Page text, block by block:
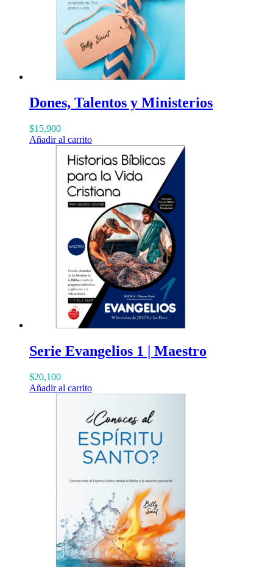
Dones, Talentos y Ministerios
$15,900
Añadir al carrito
Serie Evangelios 1 | Maestro
$20,100
Añadir al carrito